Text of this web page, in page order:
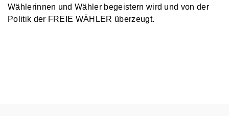
Wählerinnen und Wähler begeistern wird und von der
Politik der FREIE WÄHLER überzeugt.